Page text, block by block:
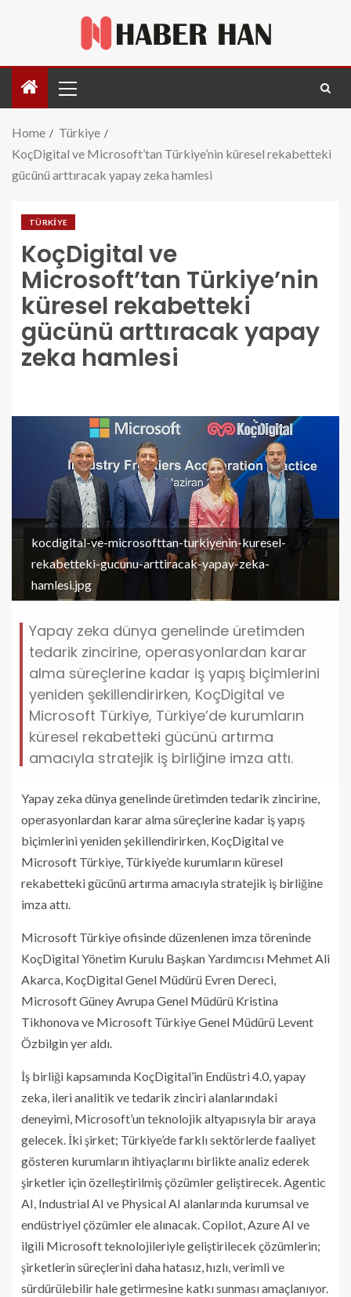
Home
Türkiye
KoçDigital ve Microsoft’tan Türkiye’nin küresel rekabetteki
gücünü arttıracak yapay zeka hamlesi
TÜRKIYE
KoçDigital ve
Microsoft’tan Türkiye’nin
küresel rekabetteki
gücünü arttıracak yapay
zeka hamlesi
kocdigital-ve-microsofttan-turkiyenin-kuresel-
rekabetteki-gucunu-arttiracak-yapay-zeka-
hamlesi.jpg
Yapay zeka dünya genelinde üretimden
tedarik zincirine, operasyonlardan karar
alma süreçlerine kadar iş yapış biçimlerini
yeniden şekillendirirken, KoçDigital ve
Microsoft Türkiye, Türkiye’de kurumların
küresel rekabetteki gücünü artırma
amacıyla stratejik iş birliğine imza attı.
Yapay zeka dünya genelinde üretimden tedarik zincirine,
operasyonlardan karar alma süreçlerine kadar iş yapış
biçimlerini yeniden şekillendirirken, KoçDigital ve
Microsoft Türkiye, Türkiye’de kurumların küresel
rekabetteki gücünü artırma amacıyla stratejik iş birliğine
imza attı.
Microsoft Türkiye ofisinde düzenlenen imza töreninde
KoçDigital Yönetim Kurulu Başkan Yardımcısı Mehmet Ali
Akarca, KoçDigital Genel Müdürü Evren Dereci,
Microsoft Güney Avrupa Genel Müdürü Kristina
Tikhonova ve Microsoft Türkiye Genel Müdürü Levent
Özbilgin yer aldı.
İş birliği kapsamında KoçDigital’in Endüstri 4.0, yapay
zeka, ileri analitik ve tedarik zinciri alanlarındaki
deneyimi, Microsoft’un teknolojik altyapısıyla bir araya
gelecek. İki şirket; Türkiye’de farklı sektörlerde faaliyet
gösteren kurumların ihtiyaçlarını birlikte analiz ederek
şirketler için özelleştirilmiş çözümler geliştirecek. Agentic
AI, Industrial AI ve Physical AI alanlarında kurumsal ve
endüstriyel çözümler ele alınacak. Copilot, Azure AI ve
ilgili Microsoft teknolojileriyle geliştirilecek çözümlerin;
şirketlerin süreçlerini daha hatasız, hızlı, verimli ve
sürdürülebilir hale getirmesine katkı sunması amaçlanıyor.